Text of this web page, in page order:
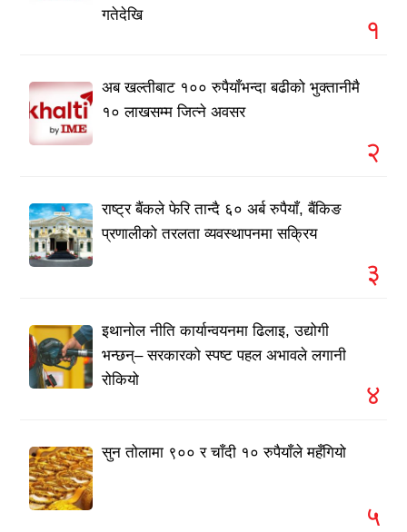
गतेदेखि
१
अब खल्तीबाट १०० रुपैयाँभन्दा बढीको भुक्तानीमै
१० लाखसम्म जित्ने अवसर
२
राष्ट्र बैंकले फेरि तान्दै ६० अर्ब रुपैयाँ, बैंकिङ
प्रणालीको तरलता व्यवस्थापनमा सक्रिय
३
इथानोल नीति कार्यान्वयनमा ढिलाइ, उद्योगी
भन्छन्– सरकारको स्पष्ट पहल अभावले लगानी
रोकियो
४
सुन तोलामा ९०० र चाँदी १० रुपैयाँले महँगियो
५